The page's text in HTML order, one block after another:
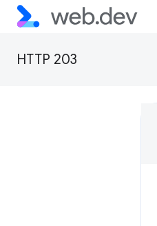
HTTP 203